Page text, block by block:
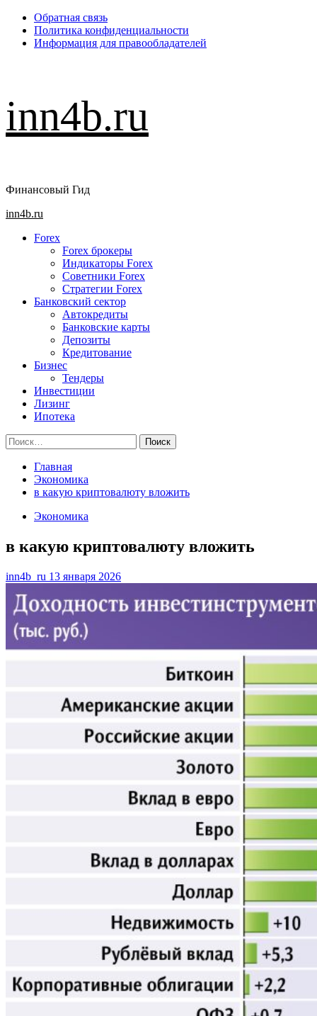
Перейти
содержимому
Обратная связь
Политика конфиденциальности
Информация для правообладателей
inn4b.ru
Финансовый Гид
Основное
inn4b.ru
Forex
Forex брокеры
Индикаторы Forex
Советники Forex
Стратегии Forex
Банковский сектор
Автокредиты
Банковские карты
Депозиты
Кредитование
Бизнес
Тендеры
Инвестиции
Лизинг
Ипотека
Найти:
Главная
Экономика
в какую криптовалюту вложить
Экономика
в какую криптовалюту вложить
inn4b_ru 13 января 2026